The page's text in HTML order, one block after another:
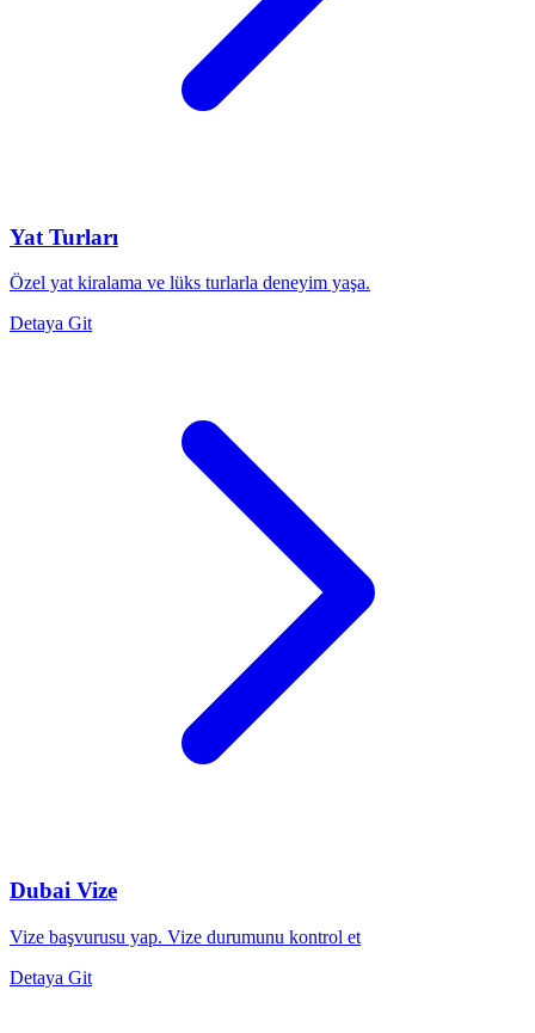
Yat Turları
Özel yat kiralama ve lüks turlarla deneyim yaşa.
Detaya Git
Dubai Vize
Vize başvurusu yap. Vize durumunu kontrol et
Detaya Git